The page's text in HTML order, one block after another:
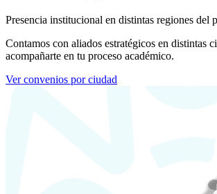
Presencia institucional en distintas regiones del
Contamos con aliados estratégicos en distintas
acompañarte en tu proceso académico.
Ver convenios por ciudad